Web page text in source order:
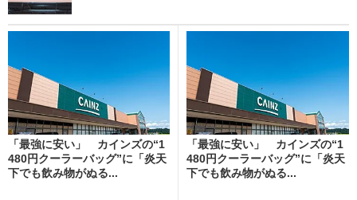
「最強に安い」 カインズの“1
480円クーラーバッグ”に「炎天
下でも飲み物がぬる...
「最強に安い」 カインズの“1
480円クーラーバッグ”に「炎天
下でも飲み物がぬる...